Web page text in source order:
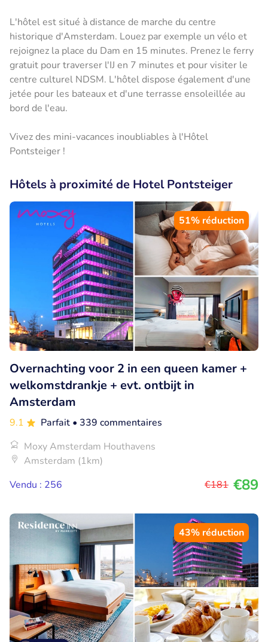
L'hôtel est situé à distance de marche du centre
historique d'Amsterdam. Louez par exemple un vélo et
rejoignez la place du Dam en 15 minutes. Prenez le ferry
gratuit pour traverser l'IJ en 7 minutes et pour visiter le
centre culturel NDSM. L'hôtel dispose également d'une
jetée pour les bateaux et d'une terrasse ensoleillée au
bord de l'eau.
Vivez des mini-vacances inoubliables à l'Hôtel
Pontsteiger !
Hôtels à proximité de Hotel Pontsteiger
51% réduction
Overnachting voor 2 in een queen kamer +
welkomstdrankje + evt. ontbijt in
Amsterdam
9.1 Parfait • 339 commentaires
Moxy Amsterdam Houthavens
Amsterdam (1km)
Vendu : 256
€181 €89
43% réduction